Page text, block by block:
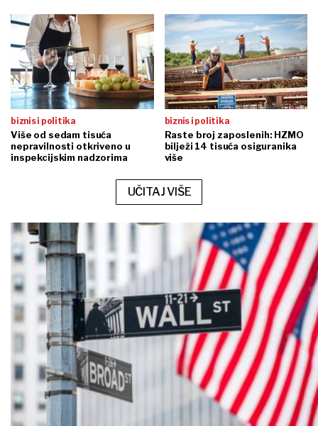
biznis i politika
Više od sedam tisuća
nepravilnosti otkriveno u
inspekcijskim nadzorima
biznis i politika
Raste broj zaposlenih: HZMO
bilježi 14 tisuća osiguranika
više
UČITAJ VIŠE